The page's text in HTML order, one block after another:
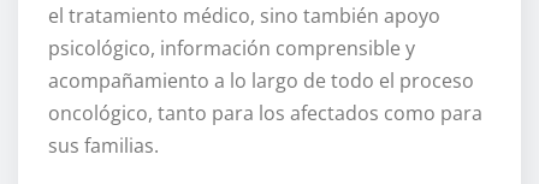
el tratamiento médico, sino también apoyo
psicológico, información comprensible y
acompañamiento a lo largo de todo el proceso
oncológico, tanto para los afectados como para
sus familias.